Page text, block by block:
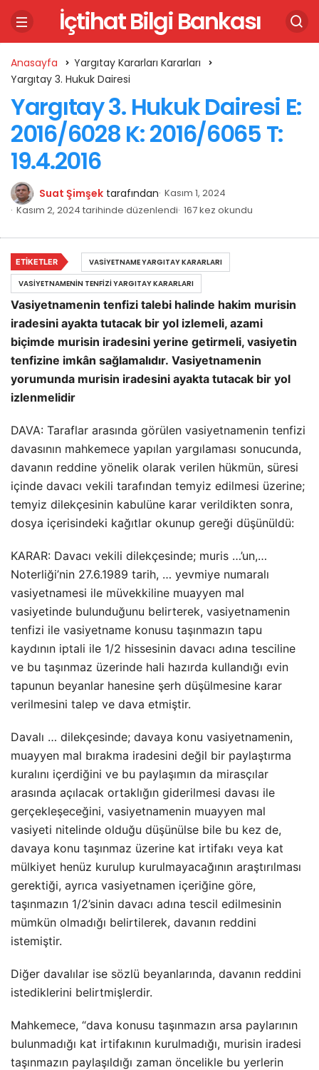
İçtihat Bilgi Bankası
Anasayfa
Yargıtay Kararları Kararları
Yargıtay 3. Hukuk Dairesi
Yargıtay 3. Hukuk Dairesi E:
2016/6028 K: 2016/6065 T:
19.4.2016
Suat Şimşek tarafından Kasım 1, 2024
Kasım 2, 2024 tarihinde düzenlendi 167 kez okundu
Vasiyetnamenin tenfizi talebi halinde hakim murisin
iradesini ayakta tutacak bir yol izlemeli, azami
biçimde murisin iradesini yerine getirmeli, vasiyetin
tenfizine imkân sağlamalıdır. Vasiyetnamenin
yorumunda murisin iradesini ayakta tutacak bir yol
izlenmelidir
DAVA: Taraflar arasında görülen vasiyetnamenin tenfizi
davasının mahkemece yapılan yargılaması sonucunda,
davanın reddine yönelik olarak verilen hükmün, süresi
içinde davacı vekili tarafından temyiz edilmesi üzerine;
temyiz dilekçesinin kabulüne karar verildikten sonra,
dosya içerisindeki kağıtlar okunup gereği düşünüldü:
KARAR: Davacı vekili dilekçesinde; muris …’un,…
Noterliği’nin 27.6.1989 tarih, … yevmiye numaralı
vasiyetnamesi ile müvekkiline muayyen mal
vasiyetinde bulunduğunu belirterek, vasiyetnamenin
tenfizi ile vasiyetname konusu taşınmazın tapu
kaydının iptali ile 1/2 hissesinin davacı adına tesciline
ve bu taşınmaz üzerinde hali hazırda kullandığı evin
tapunun beyanlar hanesine şerh düşülmesine karar
verilmesini talep ve dava etmiştir.
Davalı … dilekçesinde; davaya konu vasiyetnamenin,
muayyen mal bırakma iradesini değil bir paylaştırma
kuralını içerdiğini ve bu paylaşımın da mirasçılar
arasında açılacak ortaklığın giderilmesi davası ile
gerçekleşeceğini, vasiyetnamenin muayyen mal
vasiyeti nitelinde olduğu düşünülse bile bu kez de,
davaya konu taşınmaz üzerine kat irtifakı veya kat
mülkiyet henüz kurulup kurulmayacağının araştırılması
gerektiği, ayrıca vasiyetnamen içeriğine göre,
taşınmazın 1/2’sinin davacı adına tescil edilmesinin
mümkün olmadığı belirtilerek, davanın reddini
istemiştir.
Diğer davalılar ise sözlü beyanlarında, davanın reddini
istediklerini belirtmişlerdir.
Mahkemece, “dava konusu taşınmazın arsa paylarının
bulunmadığı kat irtifakının kurulmadığı, murisin iradesi
taşınmazın paylaşıldığı zaman öncelikle bu yerlerin
ETIKETLER
VASIYETNAME YARGITAY KARARLARI
VASIYETNAMENIN TENFIZI YARGITAY KARARLARI